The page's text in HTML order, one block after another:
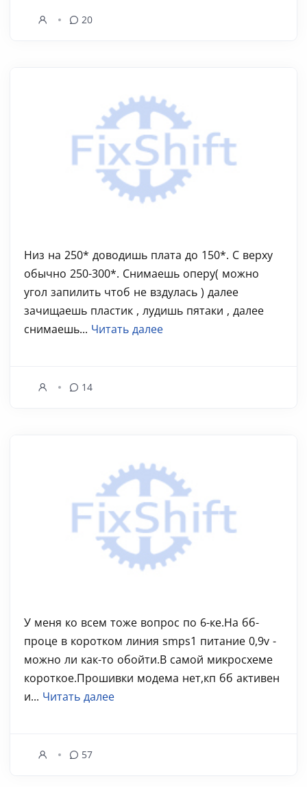
20
Низ на 250* доводишь плата до 150*. С верху
обычно 250-300*. Снимаешь оперу( можно
угол запилить чтоб не вздулась ) далее
зачищаешь пластик , лудишь пятаки , далее
снимаешь... Читать далее
14
У меня ко всем тоже вопрос по 6-ке.На бб-
проце в коротком линия smps1 питание 0,9v -
можно ли как-то обойти.В самой микросхеме
короткое.Прошивки модема нет,кп бб активен
и... Читать далее
57